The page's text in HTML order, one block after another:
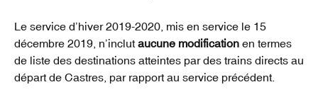
Le service d’hiver 2019-2020, mis en service le 15
décembre 2019, n’inclutaucune modification en termes
de liste des destinations atteintes par des trains directs au
départ de Castres, par rapport au service précédent.